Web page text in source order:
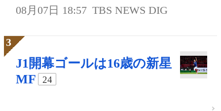
08月07日 18:57 TBS NEWS DIG
J1開幕ゴールは16歳の新星
MF
24